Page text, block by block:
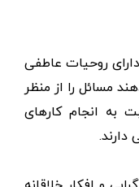
هر دو گروه شخصیتی INFP و ESFP دارای روحیات عاطفی
مسائل را از منظر
به انجام کارهای